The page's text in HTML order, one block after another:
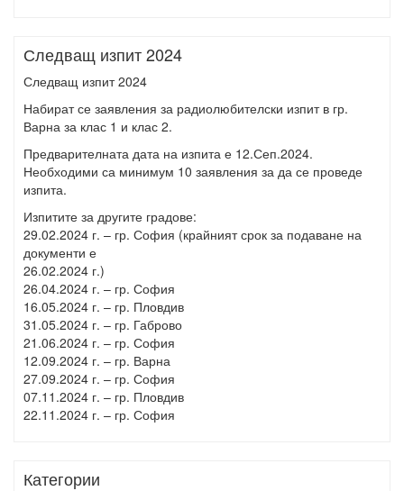
Следващ изпит 2024
Следващ изпит 2024
Набират се заявления за радиолюбителски изпит в гр.
Варна за клас 1 и клас 2.
Предварителната дата на изпита е 12.Сеп.2024.
Необходими са минимум 10 заявления за да се проведе
изпита.
Изпитите за другите градове:
29.02.2024 г. – гр. София (крайният срок за подаване на
документи е
26.02.2024 г.)
26.04.2024 г. – гр. София
16.05.2024 г. – гр. Пловдив
31.05.2024 г. – гр. Габрово
21.06.2024 г. – гр. София
12.09.2024 г. – гр. Варна
27.09.2024 г. – гр. София
07.11.2024 г. – гр. Пловдив
22.11.2024 г. – гр. София
Категории